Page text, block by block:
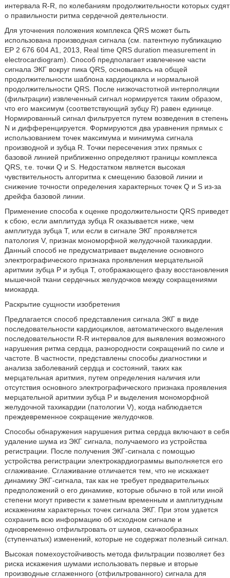
интервала R-R, по колебаниям продолжительности которых судят
о правильности ритма сердечной деятельности.
Для уточнения положения комплекса QRS может быть
использована производная сигнала (см. патентную публикацию
EP 2 676 604 A1, 2013, Real time QRS duration measurement in
electrocardiogram). Способ предполагает извлечение части
сигнала ЭКГ вокруг пика QRS, основываясь на общей
продолжительности шаблона кардиоцикла и нормальной
продолжительности QRS. После низкочастотной интерполяции
(фильтрации) извлеченный сигнал нормируется таким образом,
что его максимум (соответствующий зубцу R) равен единице.
Нормированный сигнал фильтруется путем возведения в степень
N и дифференцируется. Формируются два уравнения прямых с
использованием точек максимума и минимума сигнала
производной и зубца R. Точки пересечения этих прямых с
базовой линией приближенно определяют границы комплекса
QRS, т.е. точки Q и S. Недостатком является высокая
чувствительность алгоритма к смещению базовой линии и
снижение точности определения характерных точек Q и S из-за
дрейфа базовой линии.
Применение способа к оценке продолжительности QRS приведет
к сбою, если амплитуда зубца R оказывается ниже, чем
амплитуда зубца Т, или если в сигнале ЭКГ проявляется
патология V, признак мономорфной желудочной тахикардии.
Данный способ не предусматривает выделение основного
электрографического признака проявления мерцательной
аритмии зубца P и зубца T, отображающего фазу восстановления
мышечной ткани сердечных желудочков между сокращениями
миокарда.
Раскрытие сущности изобретения
Предлагается способ представления сигнала ЭКГ в виде
последовательности кардиоциклов, автоматического выделения
последовательности R-R интервалов для выявления возможного
нарушения ритма сердца, разнородности сокращений по силе и
частоте. В частности, представлены способы диагностики и
анализа заболеваний сердца и состояний, таких как
мерцательная аритмия, путем определения наличия или
отсутствия основного электрографического признака проявления
мерцательной аритмии зубца Р и выделения мономорфной
желудочной тахикардии (патологии V), когда наблюдается
преждевременное сокращение желудочков.
Способы обнаружения нарушения ритма сердца включают в себя
удаление шума из ЭКГ сигнала, получаемого из устройства
регистрации. После получения ЭКГ-сигнала с помощью
устройства регистрации электрокардиограммы выполняется его
сглаживание. Сглаживание отличается тем, что не искажает
динамику ЭКГ-сигнала, так как не требует предварительных
предположений о его динамике, которые обычно в той или иной
степени могут привести к заметным временным и амплитудным
искажениям характерных точек сигнала ЭКГ. При этом удается
сохранить всю информацию об исходном сигнале и
одновременно отфильтровать от шумов, скачкообразных
(ступенчатых) изменений, которые не содержат полезный сигнал.
Высокая помехоустойчивость метода фильтрации позволяет без
риска искажения шумами использовать первые и вторые
производные сглаженного (отфильтрованного) сигнала для